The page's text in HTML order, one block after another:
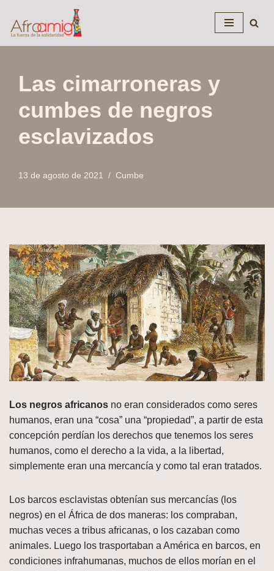
Saltar
al
Las cimarroneras y
cumbes de negros
esclavizados
13 de agosto de 2021 Cumbe
Los negros africanos no eran considerados como seres
humanos, eran una “cosa” una “propiedad”, a partir de esta
concepción perdían los derechos que tenemos los seres
humanos, como el derecho a la vida, a la libertad,
simplemente eran una mercancía y como tal eran tratados.
Los barcos esclavistas obtenían sus mercancías (los
negros) en el África de dos maneras: los compraban,
muchas veces a tribus africanas, o los cazaban como
animales. Luego los trasportaban a América en barcos, en
condiciones infrahumanas, muchos de ellos morían en el